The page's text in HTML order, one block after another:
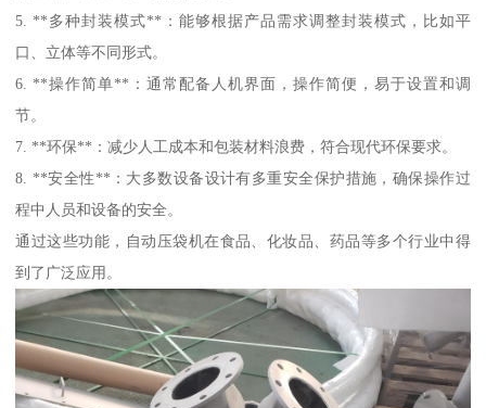
5. **多种封装模式**：能够根据产品需求调整封装模式，比如平
口、立体等不同形式。
6. **操作简单**：通常配备人机界面，操作简便，易于设置和调
节。
7. **环保**：减少人工成本和包装材料浪费，符合现代环保要求。
8. **安全性**：大多数设备设计有多重安全保护措施，确保操作过
程中人员和设备的安全。
通过这些功能，自动压袋机在食品、化妆品、药品等多个行业中得
到了广泛应用。